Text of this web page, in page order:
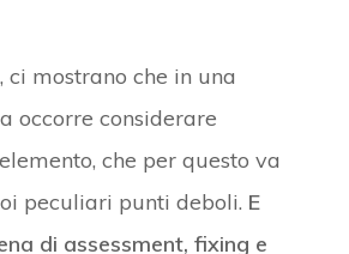
ci mostrano che in una
occorre considerare
che per questo va
peculiari punti deboli. E
di assessment, fixing e